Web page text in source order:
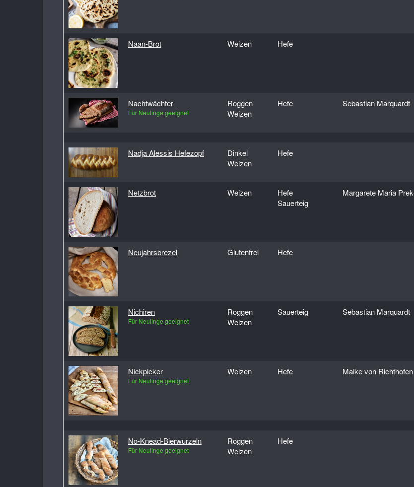
Naan-Brot Weizen Hefe
Nachtwächter
Für Neulinge geeignet
Roggen
Weizen
Hefe Sebastian Marquardt
Nadja Alessis Hefezopf
Dinkel
Weizen
Hefe
Netzbrot Weizen
Hefe
Sauerteig
Margarete Maria
Neujahrsbrezel Glutenfrei Hefe
Nichiren
Für Neulinge geeignet
Roggen
Weizen
Sauerteig Sebastian Marquardt
Nickpicker
Für Neulinge geeignet
Weizen Hefe Maike von Richthofen
No-Knead-Bierwurzeln
Für Neulinge geeignet
Roggen
Weizen
Hefe